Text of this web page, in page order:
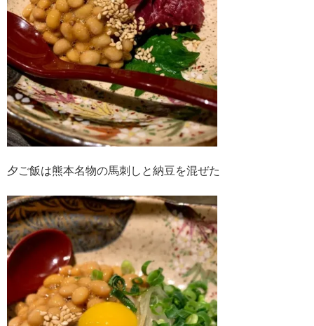
夕ご飯は熊本名物の馬刺しと納豆を混ぜた